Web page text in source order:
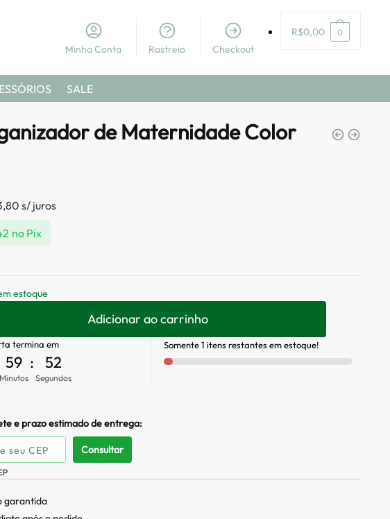
Minha Conta Rastreio Checkout
R$0,00 0
SALE
de Maternidade Color
no Pix
s/ juros
estoque
Adicionar ao carrinho
termina em
59
Minutos
: 52
Segundos
Somente 1 itens restantes em estoque!
e prazo estimado de entrega:
Consultar
garantida